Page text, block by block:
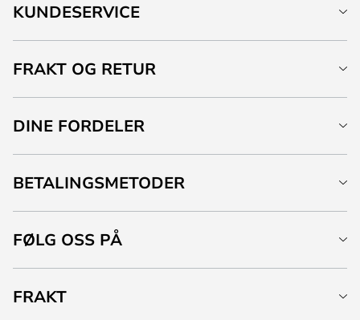
KUNDESERVICE
FRAKT OG RETUR
DINE FORDELER
BETALINGSMETODER
FØLG OSS PÅ
FRAKT